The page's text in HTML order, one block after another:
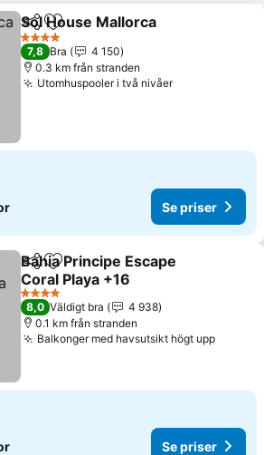
Dela Lägg till i Mina Favoriter
Sol House Mallorca
4 Stjärnor
7,8 Bra
4 150
0.3 km från stranden
Utomhuspooler i två nivåer
Se priser
Dela Lägg till i Mina Favoriter
Bahia Principe Escape
Coral Playa +16
4 Stjärnor
8,0 Väldigt bra
4 938
0.1 km från stranden
Balkonger med havsutsikt högt upp
Se priser